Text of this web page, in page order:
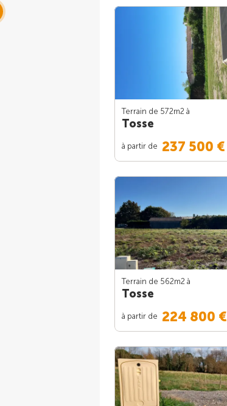
Terrain de 572m2 à
Tosse
à partir de 237 500 €
Terrain de 562m2 à
Tosse
à partir de 224 800 €